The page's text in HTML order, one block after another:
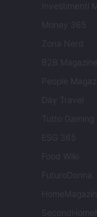
Investimenti
Money 365
Zona Nerd
B2B Magazine
People
Day Travel
Tutto Gaming
ESG 365
Food Wiki
FuturoDonna